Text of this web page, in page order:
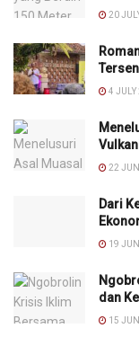
20
4
22
Dari
19
dan
15